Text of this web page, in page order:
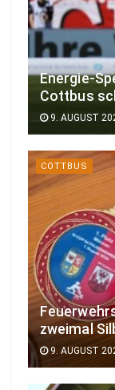
Energie-
Cottbus
9. AUGUST
COTTBUS
zweimal
9. AUGUST